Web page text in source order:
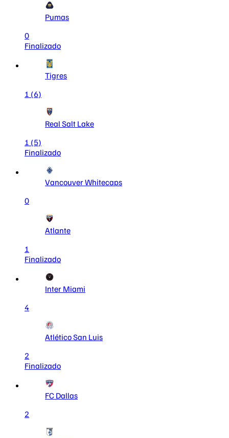
Pumas
0
Finalizado
Tigres
1 (6)
Real Salt Lake
1 (5)
Finalizado
Vancouver Whitecaps
0
Atlante
1
Finalizado
Inter Miami
4
Atlético San Luis
2
Finalizado
FC Dallas
2